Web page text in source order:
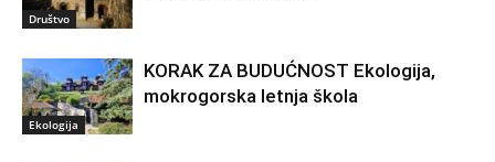
Društvo
Ekologija
KORAK ZA BUDUĆNOST Ekologija,
mokrogorska letnja škola